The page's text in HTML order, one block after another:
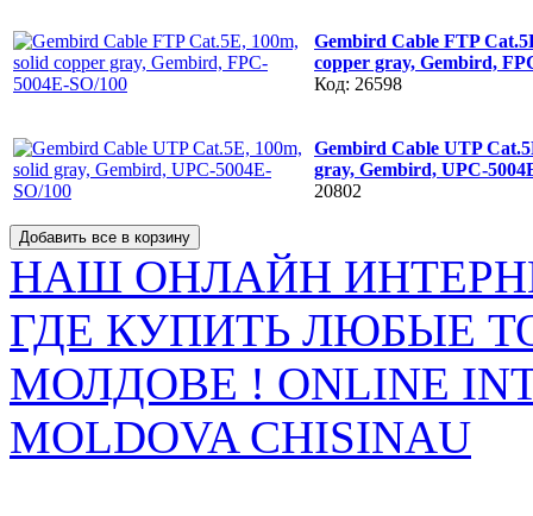
Gembird Cable FTP
copper gray, Gembird,
Код: 26598
Gembird Cable UTP
gray, Gembird, UPC-
20802
НАШ ОНЛАЙН
ГДЕ КУПИТЬ ЛЮБЫЕ
МОЛДОВЕ ! ONLINE
MOLDOVA CHISINAU